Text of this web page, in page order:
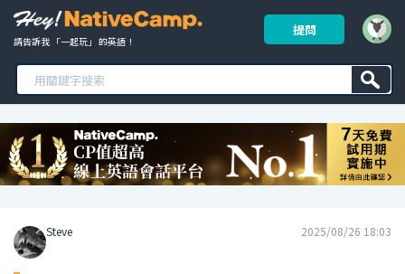
請告訴我 「一起玩」 的英語！
提問
Steve 2025/08/26 18:03